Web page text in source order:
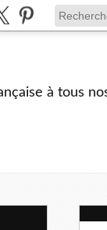
à tous